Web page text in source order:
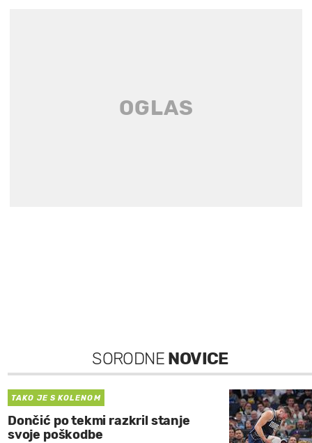
SORODNE NOVICE
TAKO JE S KOLENOM
Dončić po tekmi razkril stanje
svoje poškodbe